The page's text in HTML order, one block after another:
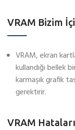
VRAM Bizim
VRAM, ekran
kullandığı bellek
karmaşık grafik
gerektirir.
VRAM